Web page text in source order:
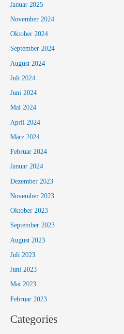
Januar 2025
November 2024
Oktober 2024
September 2024
August 2024
Juli 2024
Juni 2024
Mai 2024
April 2024
März 2024
Februar 2024
Januar 2024
Dezember 2023
November 2023
Oktober 2023
September 2023
August 2023
Juli 2023
Juni 2023
Mai 2023
Februar 2023
Categories